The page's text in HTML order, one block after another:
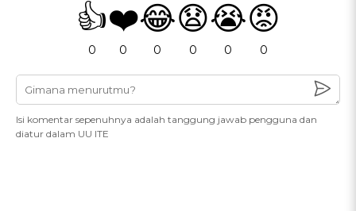
👍
0
❤️
0
😂
0
😧
0
😭
0
😡
0
Isi komentar sepenuhnya adalah tanggung jawab pengguna dan
diatur dalam UU ITE